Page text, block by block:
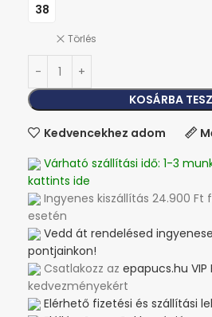
38
Törlés
KOSÁRBA
Kedvencekhez adom
Várható szállítási idő: 1-3
kattints ide
Ingyenes kiszállítás 24.900 Ft
esetén
Vedd át rendelésed
pontjainkon!
Csatlakozz az epapucs.hu VIP
kedvezményekért
Elérhető fizetési és szállítási